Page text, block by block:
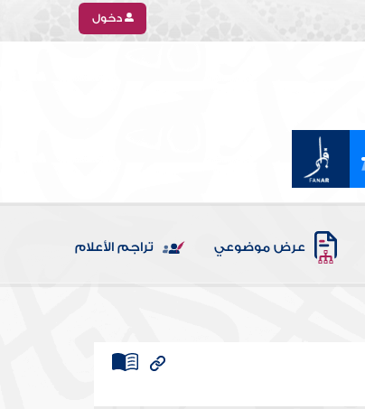
دخول
عرض موضوعي تراجم الأعلام